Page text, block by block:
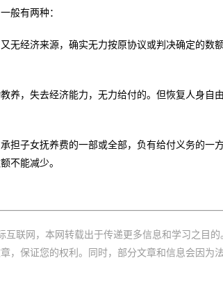
般有两种：
无经济来源，确实无力按原协议或判决确定的数
养，失去经济能力，无力给付的。但恢复人身自
担子女抚养费的一部或全部，负有给付义务的一
不能减少。
互联网，本网转载出于传递更多信息和学习之目
，保证您的权利。同时，部分文章和信息会因为